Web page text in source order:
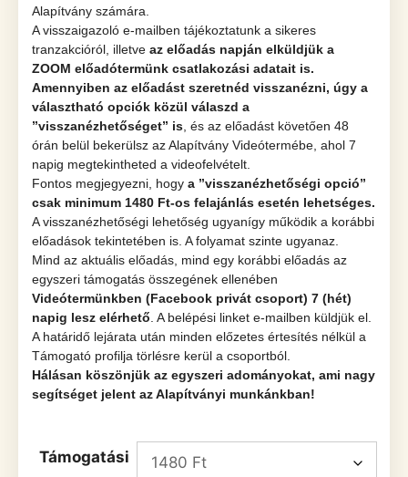
Alapítvány számára.
A visszaigazoló e-mailben tájékoztatunk a sikeres
tranzakcióról, illetve az előadás napján elküldjük a
ZOOM előadótermünk csatlakozási adatait is.
Amennyiben az előadást szeretnéd visszanézni, úgy a
választható opciók közül válaszd a
’’visszanézhetőséget” is , és az előadást követően 48
órán belül bekerülsz az Alapítvány Videótermébe, ahol 7
napig megtekintheted a videofelvételt.
Fontos megjegyezni, hogy a ’’visszanézhetőségi opció”
csak minimum 1480 Ft-os felajánlás esetén lehetséges.
A visszanézhetőségi lehetőség ugyanígy működik a korábbi
előadások tekintetében is. A folyamat szinte ugyanaz.
Mind az aktuális előadás, mind egy korábbi előadás az
egyszeri támogatás összegének ellenében
Videótermünkben (Facebook privát csoport) 7 (hét)
napig lesz elérhető . A belépési linket e-mailben küldjük el.
A határidő lejárata után minden előzetes értesítés nélkül a
Támogató profilja törlésre kerül a csoportból.
Hálásan köszönjük az egyszeri adományokat, ami nagy
segítséget jelent az Alapítványi munkánkban!
Támogatási